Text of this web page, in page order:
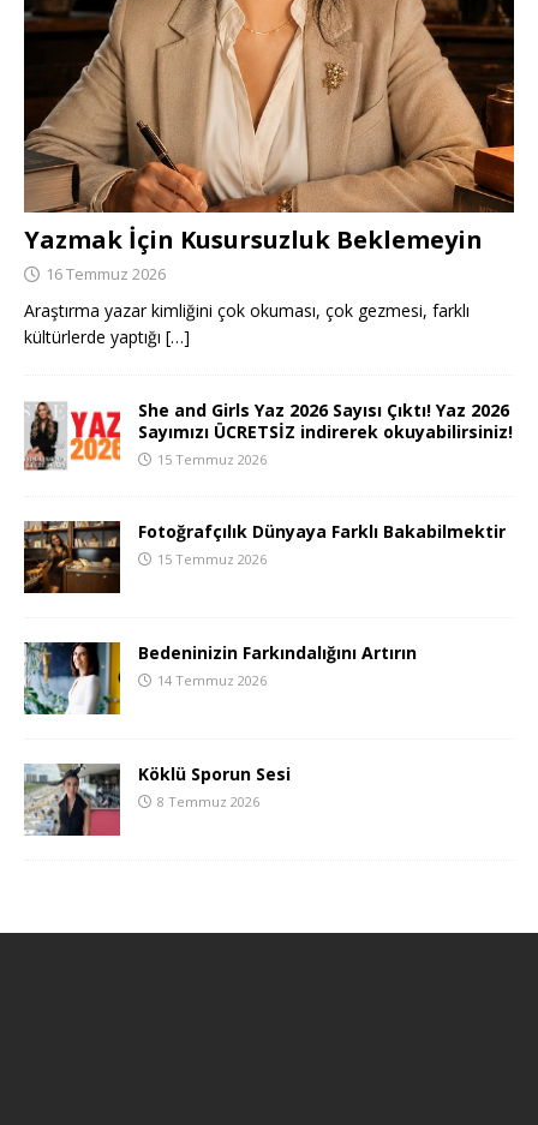
Yazmak İçin Kusursuzluk Beklemeyin
16 Temmuz 2026
Araştırma yazar kimliğini çok okuması, çok gezmesi, farklı
kültürlerde yaptığı […]
She and Girls Yaz 2026 Sayısı Çıktı! Yaz 2026
Sayımızı ÜCRETSİZ indirerek okuyabilirsiniz!
15 Temmuz 2026
Fotoğrafçılık Dünyaya Farklı Bakabilmektir
15 Temmuz 2026
Bedeninizin Farkındalığını Artırın
14 Temmuz 2026
Köklü Sporun Sesi
8 Temmuz 2026